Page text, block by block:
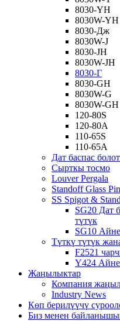
8030-YH
8030W-YH
8030-Дж
8030W-J
8030-JH
8030W-JH
8030-Г
8030-GH
8030W-G
8030W-GH
120-80S
120-80A
110-65S
110-65A
Дат баспас
Сырткы тосмо
Louver Pergala
Standoff Glass Pin
SS Spigot &
SG20 Дат
түтүк
SG10
Түткү түтүк
F2521
Y424
Жаңылыктар
Компания
Industry News
Көп берилүүчү
Биз менен